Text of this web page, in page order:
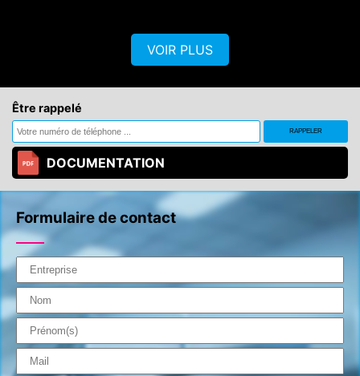
VOIR PLUS
Être rappelé
DOCUMENTATION
Formulaire de contact